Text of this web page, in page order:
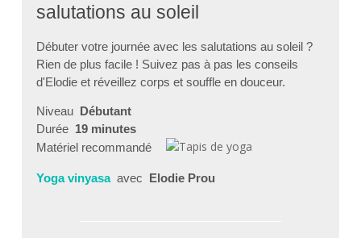
salutations au soleil
Débuter votre journée avec les salutations au soleil ?
Rien de plus facile ! Suivez pas à pas les conseils
d'Elodie et réveillez corps et souffle en douceur.
Niveau Débutant
Durée 19 minutes
Matériel recommandé
Yoga vinyasa avec Elodie Prou